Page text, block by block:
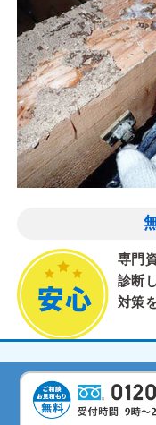
専門
診断
対策
気
経験